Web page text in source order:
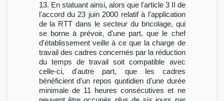
13. En statuant ainsi, alors que l'article 3 II de
l'accord du 23 juin 2000 relatif à l'application
de la RTT dans le secteur du bricolage, qui
se borne à prévoir, d'une part, que le chef
d'établissement veille à ce que la charge de
travail des cadres concernés par la réduction
du temps de travail soit compatible avec
celle-ci, d'autre part, que les cadres
bénéficient d'un repos quotidien d'une durée
minimale de 11 heures consécutives et ne